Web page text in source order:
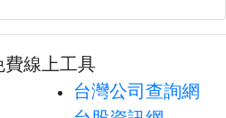
線上工具
台灣公司查詢網